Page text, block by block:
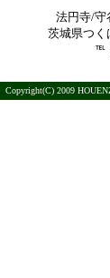
法円寺/守
茨城県つく
℡
Copyright(C) 2009